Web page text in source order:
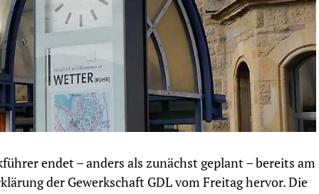
endet – anders als zunächst geplant – bereits am
der Gewerkschaft GDL vom Freitag hervor. Die